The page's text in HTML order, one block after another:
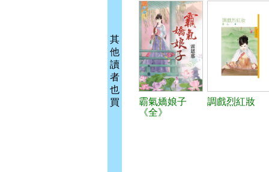
其
他
讀
者
也
買
霸氣嬌娘子
《全》
調戲烈紅妝